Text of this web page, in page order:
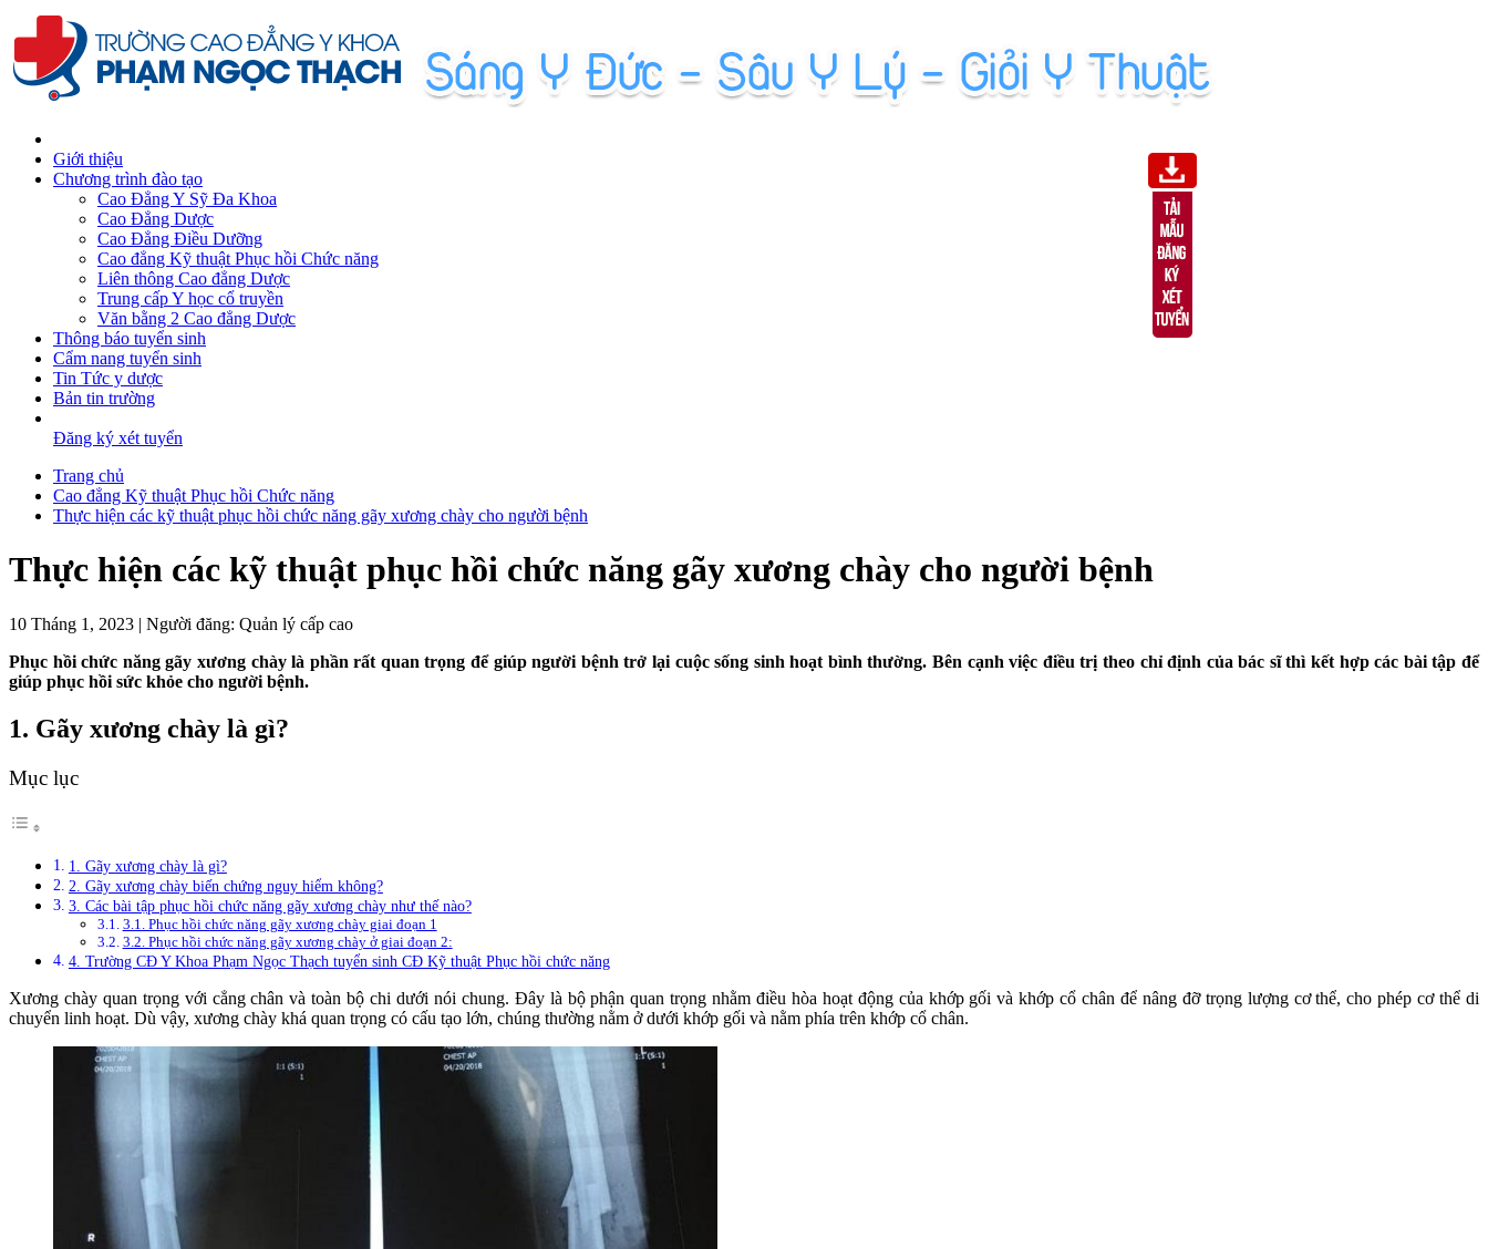
Giới thiệu
Chương trình đào tạo
Cao Đẳng Y Sỹ Đa Khoa
Cao Đẳng Dược
Cao Đẳng Điều Dưỡng
Cao đẳng Kỹ thuật Phục hồi Chức năng
Liên thông Cao đẳng Dược
Trung cấp Y học cổ truyền
Văn bằng 2 Cao đẳng Dược
Thông báo tuyển sinh
Cẩm nang tuyển sinh
Tin Tức y dược
Bản tin trường
Đăng ký xét tuyển
Trang chủ
Cao đẳng Kỹ thuật Phục hồi Chức năng
Thực hiện các kỹ thuật phục hồi chức năng gãy xương chày cho người bệnh
Thực hiện các kỹ thuật phục hồi chức năng gãy xương chày cho người bệnh
10 Tháng 1, 2023 | Người đăng: Quản lý cấp cao
Phục hồi chức năng gãy xương chày là phần rất quan trọng để giúp người bệnh trở lại cuộc sống sinh hoạt bình thường. Bên cạnh việc điều trị theo chỉ định của bác sĩ thì kết hợp các bài tập để
giúp phục hồi sức khỏe cho người bệnh.
1. Gãy xương chày là gì?
Mục lục
1. Gãy xương chày là gì?
2. Gãy xương chày biến chứng nguy hiểm không?
3. Các bài tập phục hồi chức năng gãy xương chày như thế nào?
3.1. Phục hồi chức năng gãy xương chày giai đoạn 1
3.2. Phục hồi chức năng gãy xương chày ở giai đoạn 2:
4. Trường CĐ Y Khoa Phạm Ngọc Thạch tuyển sinh CĐ Kỹ thuật Phục hồi chức năng
Xương chày quan trọng với cẳng chân và toàn bộ chi dưới nói chung. Đây là bộ phận quan trọng nhằm điều hòa hoạt động của khớp gối và khớp cổ chân để nâng đỡ trọng lượng cơ thể, cho phép cơ thể di
chuyển linh hoạt. Dù vậy, xương chày khá quan trọng có cấu tạo lớn, chúng thường nằm ở dưới khớp gối và nằm phía trên khớp cổ chân.